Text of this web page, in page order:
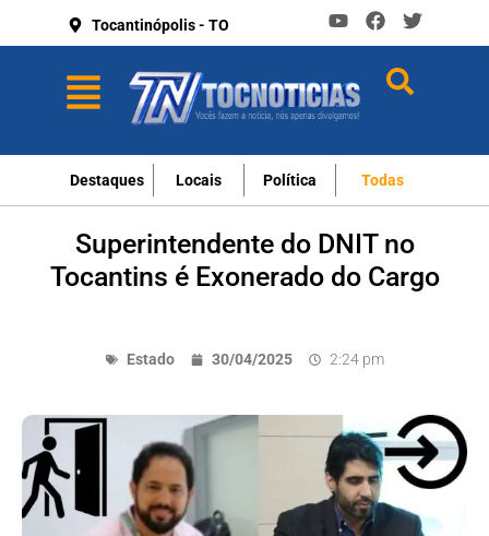
Tocantinópolis - TO
Destaques Locais Política Todas
Superintendente do DNIT no
Tocantins é Exonerado do Cargo
Estado 30/04/2025 2:24 pm